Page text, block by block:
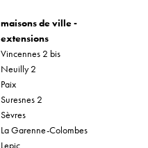
maisons de ville -
extensions
Vincennes 2 bis
Neuilly 2
Paix
Suresnes 2
Sèvres
La Garenne-Colombes
Lepic